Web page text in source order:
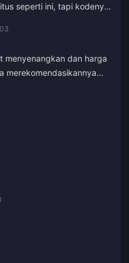
seperti ini, tapi kodenya
menyenangkan dan harga
merekomendasikannya